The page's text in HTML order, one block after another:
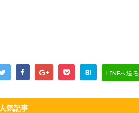
B! LINEへ送る
人気記事